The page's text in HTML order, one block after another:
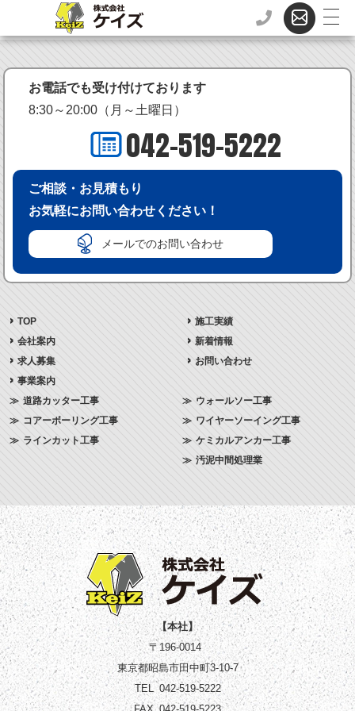
お電話でも受け付けております
8:30～20:00（月～土曜日）
042-519-5222
ご相談・お見積もり
お気軽にお問い合わせください！
メールでのお問い合わせ
TOP
施工実績
会社案内
新着情報
事業案内
道路カッター工事
コアーボーリング工事
ラインカット工事
ウォールソー工事
ワイヤーソーイング工事
ケミカルアンカー工事
汚泥中間処理業
求人募集 お問い合わせ
【本社】
〒196-0014
東京都昭島市田中町3-10-7
TEL042-519-5222